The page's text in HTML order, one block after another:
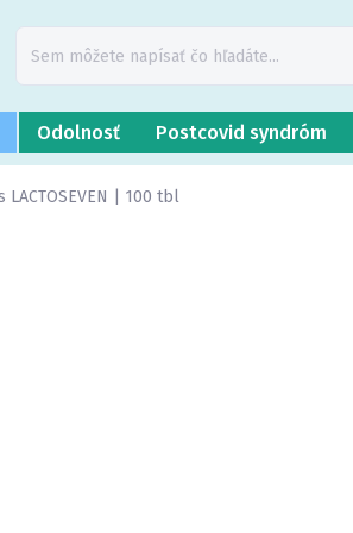
Odolnosť Postcovid syndróm
LACTOSEVEN | 100 tbl